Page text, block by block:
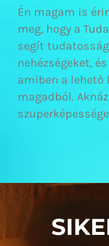
Én magam is
meg, hogy a
segít
nehézségeket,
amiben a lehető
magadból.